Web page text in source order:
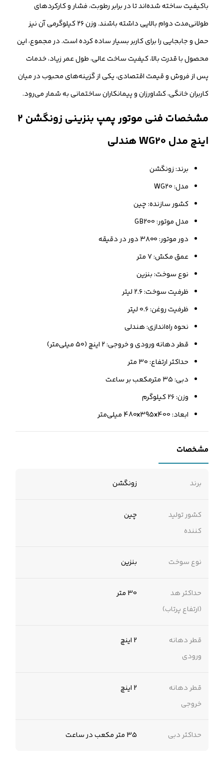
باکیفیت ساخته شده‌اند تا در برابر رطوبت، فشار و کارکردهای
طولانی‌مدت دوام بالایی داشته باشند. وزن ۲۶ کیلوگرمی آن نیز
حمل و جابجایی را برای کاربر بسیار ساده کرده است. در مجموع، این
محصول با قدرت بالا، کیفیت ساخت عالی، طول عمر زیاد، خدمات
پس از فروش و قیمت اقتصادی، یکی از گزینه‌های محبوب در میان
کاربران خانگی، کشاورزان و پیمانکاران ساختمانی به شمار می‌رود.
مشخصات فنی موتور پمپ بنزینی زونگشن ۲
اینچ مدل WG20 هندلی
برند: زونگشن
مدل: WG20
کشور سازنده: چین
مدل موتور: GB200
دور موتور: ۳۸۰۰ دور در دقیقه
عمق مکش: ۷ متر
نوع سوخت: بنزین
ظرفیت سوخت: ۲.۶ لیتر
ظرفیت روغن: ۰.۶ لیتر
نحوه راه‌اندازی:‌ هندلی
قطر دهانه ورودی و خروجی: ۲ اینچ (۵۰ میلی‌متر)
حداکثر ارتفاع: ۳۰ متر
دبی: ۳۵ مترمکعب بر ساعت
وزن: ۲۶ کیلوگرم
ابعاد: 480x395x400 میلی‌متر
مشخصات
برند زونگشن
کشور تولید
کننده
چین
نوع سوخت بنزین
حداکثر هد
(ارتفاع پرتاب)
30 متر
قطر دهانه
ورودی
2 اینچ
قطر دهانه
خروجی
2 اینچ
حداکثر دبی 35 متر مکعب در ساعت